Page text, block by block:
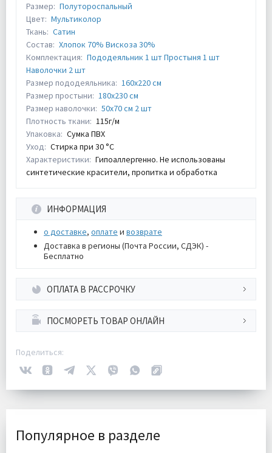
Размер: Полутороспальный
Цвет: Мультиколор
Ткань: Сатин
Состав: Хлопок 70% Вискоза 30%
Комплектация: Пододеяльник 1 шт Простыня 1 шт
Наволочки 2 шт
Размер пододеяльника: 160х220 см
Размер простыни: 180х230 см
Размер наволочки: 50х70 см 2 шт
Плотность ткани: 115г/м
Упаковка: Сумка ПВХ
Уход: Стирка при 30 °С
Характеристики: Гипоаллергенно. Не использованы
синтетические красители, пропитка и обработка
ИНФОРМАЦИЯ
о доставке, оплате и возврате
Доставка в регионы (Почта России, СДЭК) -
Бесплатно
ОПЛАТА В РАССРОЧКУ
ПОСМОРЕТЬ ТОВАР ОНЛАЙН
Поделиться:
Популярное в разделе